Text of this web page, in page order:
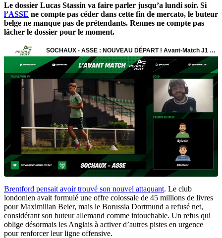
Le dossier Lucas Stassin va faire parler jusqu’a lundi soir. Si
l’ASSE ne compte pas céder dans cette fin de mercato, le buteur
belge ne manque pas de prétendants. Rennes ne compte pas
lâcher le dossier pour le moment.
Brentford pensait avoir trouvé son nouvel attaquant. Le club
londonien avait formulé une offre colossale de 45 millions de livres
pour Maximilian Beier, mais le Borussia Dortmund a refusé net,
considérant son buteur allemand comme intouchable. Un refus qui
oblige désormais les Anglais à activer d’autres pistes en urgence
pour renforcer leur ligne offensive.